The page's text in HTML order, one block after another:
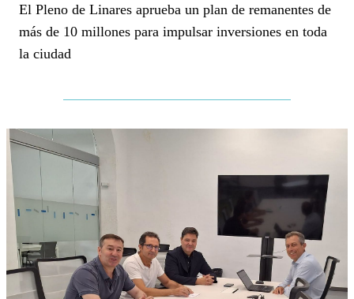
El Pleno de Linares aprueba un plan de remanentes de
más de 10 millones para impulsar inversiones en toda
la ciudad